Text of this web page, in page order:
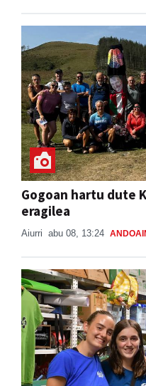
Gogoan hartu dute
eragilea
Aiurri abu 08, 13:24